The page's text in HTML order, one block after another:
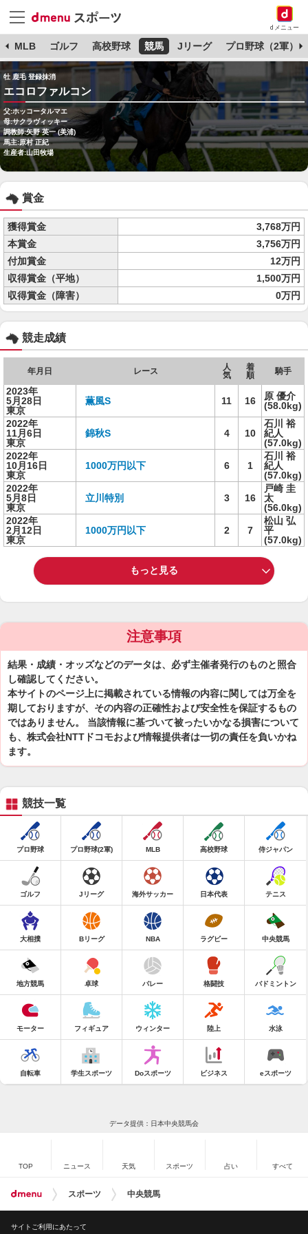
dメニュー
MLB ゴルフ 高校野球 競馬 Jリーグ プロ野球（2軍）
牡 鹿毛 登録抹消
エコロファルコン
父:ホッコータルマエ
母:サクラヴィッキー
調教師:矢野 英一 (美浦)
馬主:原村 正紀
生産者:山田牧場
賞金
獲得賞金
3,768万円
本賞金
3,756万円
付加賞金
12万円
収得賞金（平地）
1,500万円
収得賞金（障害）
0万円
競走成績
年月日 レース
人
気
着
順
騎手
2023年
5月28日
東京
薫風S 11 16
原 優介
(58.0kg)
2022年
11月6日
東京
錦秋S 4 10
石川 裕
紀人
(57.0kg)
2022年
10月16日
東京
1000万円以下 6 1
石川 裕
紀人
(57.0kg)
2022年
5月8日
東京
立川特別 3 16
戸崎 圭
太
(56.0kg)
2022年
2月12日
東京
1000万円以下 2 7
松山 弘
平
(57.0kg)
もっと見る
注意事項
結果・成績・オッズなどのデータは、必ず主催者発行のものと照合
し確認してください。
本サイトのページ上に掲載されている情報の内容に関しては万全を
期しておりますが、その内容の正確性および安全性を保証するもの
ではありません。 当該情報に基づいて被ったいかなる損害について
も、株式会社NTTドコモおよび情報提供者は一切の責任を負いかね
ます。
競技一覧
プロ野球 プロ野球(2軍) MLB 高校野球 侍ジャパン
ゴルフ Jリーグ 海外サッカー 日本代表 テニス
大相撲 Bリーグ NBA ラグビー 中央競馬
地方競馬 卓球 バレー 格闘技 バドミントン
モーター フィギュア ウィンター 陸上 水泳
自転車 学生スポーツ Doスポーツ ビジネス eスポーツ
データ提供：日本中央競馬会
TOP ニュース 天気 スポーツ 占い すべて
スポーツ 中央競馬
サイトご利用にあたって